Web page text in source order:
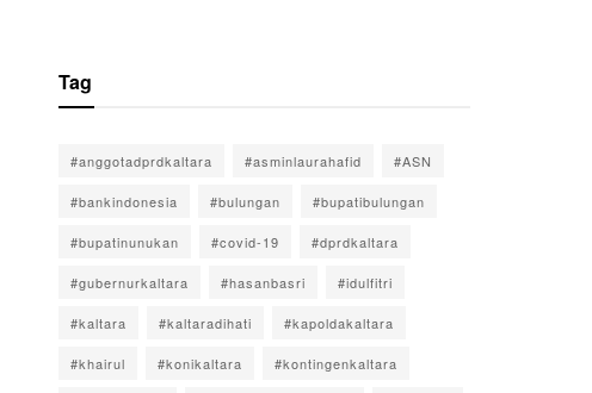
Tag
#anggotadprdkaltara #asminlaurahafid #ASN
#bankindonesia #bulungan #bupatibulungan
#bupatinunukan #covid-19 #dprdkaltara
#gubernurkaltara #hasanbasri #idulfitri
#kaltara #kaltaradihati #kapoldakaltara
#khairul #konikaltara #kontingenkaltara